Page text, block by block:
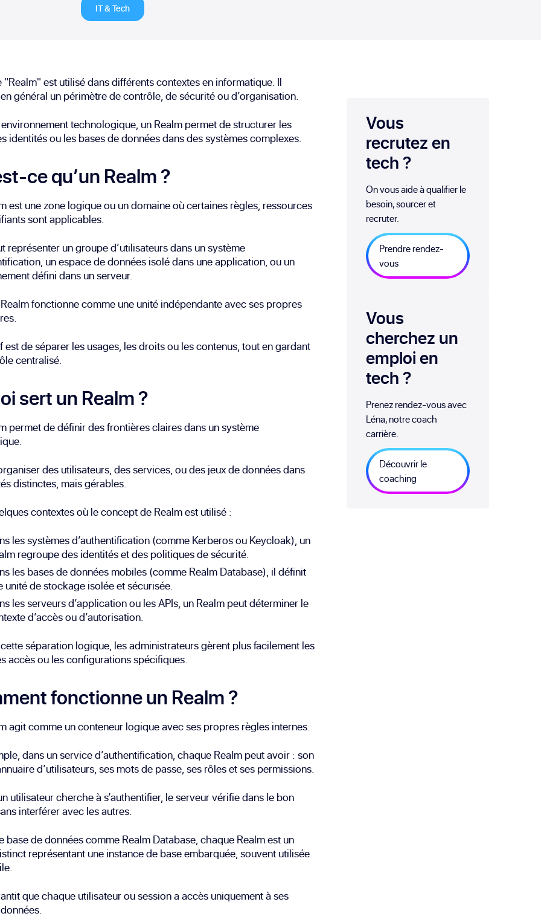
IT & Tech
"Realm" est utilisé dans différents contextes en informatique. Il
général un périmètre de contrôle, de sécurité ou d’organisation.
technologique, un Realm permet de structurer les
identités ou les bases de données dans des systèmes complexes.
ce qu’un Realm ?
est une zone logique ou un domaine où certaines règles, ressources
sont applicables.
représenter un groupe d’utilisateurs dans un système
un espace de données isolé dans une application, ou un
défini dans un serveur.
fonctionne comme une unité indépendante avec ses propres
est de séparer les usages, les droits ou les contenus, tout en gardant
centralisé.
sert un Realm ?
permet de définir des frontières claires dans un système
des utilisateurs, des services, ou des jeux de données dans
distinctes, mais gérables.
contextes où le concept de Realm est utilisé :
les systèmes d’authentification (comme Kerberos ou Keycloak), un
regroupe des identités et des politiques de sécurité.
les bases de données mobiles (comme Realm Database), il définit
unité de stockage isolée et sécurisée.
les serveurs d’application ou les APIs, un Realm peut déterminer le
d’accès ou d’autorisation.
séparation logique, les administrateurs gèrent plus facilement les
accès ou les configurations spécifiques.
fonctionne un Realm ?
agit comme un conteneur logique avec ses propres règles internes.
dans un service d’authentification, chaque Realm peut avoir : son
d’utilisateurs, ses mots de passe, ses rôles et ses permissions.
utilisateur cherche à s’authentifier, le serveur vérifie dans le bon
interférer avec les autres.
base de données comme Realm Database, chaque Realm est un
représentant une instance de base embarquée, souvent utilisée
que chaque utilisateur ou session a accès uniquement à ses
Vous
recrutez en
tech?
On vous aide à qualifier le
besoin, sourcer et
recruter.
Prendre rendez-
vous
Vous
cherchez un
emploien
tech?
Prenez rendez-vous avec
Léna, notre coach
carrière.
Découvrir le
coaching